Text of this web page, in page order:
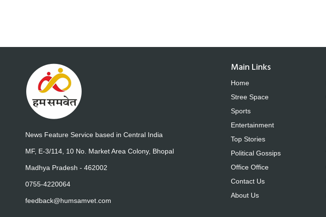
News Feature Service based in Central India
MF, E-3/114, 10 No. Market Area Colony, Bhopal
Madhya Pradesh - 462002
0755-4220064
feedback@humsamvet.com
Main Links
Home
Stree Space
Sports
Entertainment
Top Stories
Political Gossips
Office Office
Contact Us
About Us